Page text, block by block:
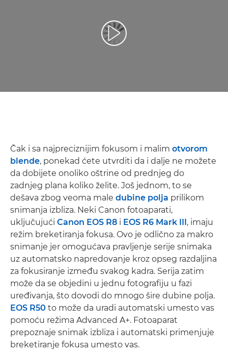
Reprodukcija video zapisa
Čak i sa najpreciznijim fokusom i malim otvorom
blende, ponekad ćete utvrditi da i dalje ne možete
da dobijete onoliko oštrine od prednjeg do
zadnjeg plana koliko želite. Još jednom, to se
dešava zbog veoma male dubine polja prilikom
snimanja izbliza. Neki Canon fotoaparati,
uključujući Canon EOS R8 i EOS R6 Mark III, imaju
režim breketiranja fokusa. Ovo je odlično za makro
snimanje jer omogućava pravljenje serije snimaka
uz automatsko napredovanje kroz opseg razdaljina
za fokusiranje između svakog kadra. Serija zatim
može da se objedini u jednu fotografiju u fazi
uređivanja, što dovodi do mnogo šire dubine polja.
EOS R50 to može da uradi automatski umesto vas
pomoću režima Advanced A+. Fotoaparat
prepoznaje snimak izbliza i automatski primenjuje
breketiranje fokusa umesto vas.